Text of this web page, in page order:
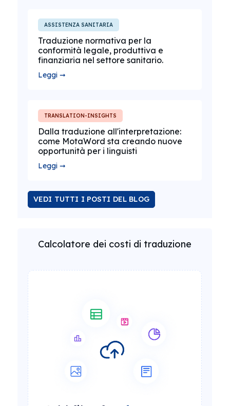
ASSISTENZA SANITARIA
Traduzione normativa per la
conformità legale, produttiva e
finanziaria nel settore sanitario.
Leggi ➞
TRANSLATION-INSIGHTS
Dalla traduzione all'interpretazione:
come MotaWord sta creando nuove
opportunità per i linguisti
Leggi ➞
VEDI TUTTI I POSTI DEL BLOG
Calcolatore dei costi di traduzione